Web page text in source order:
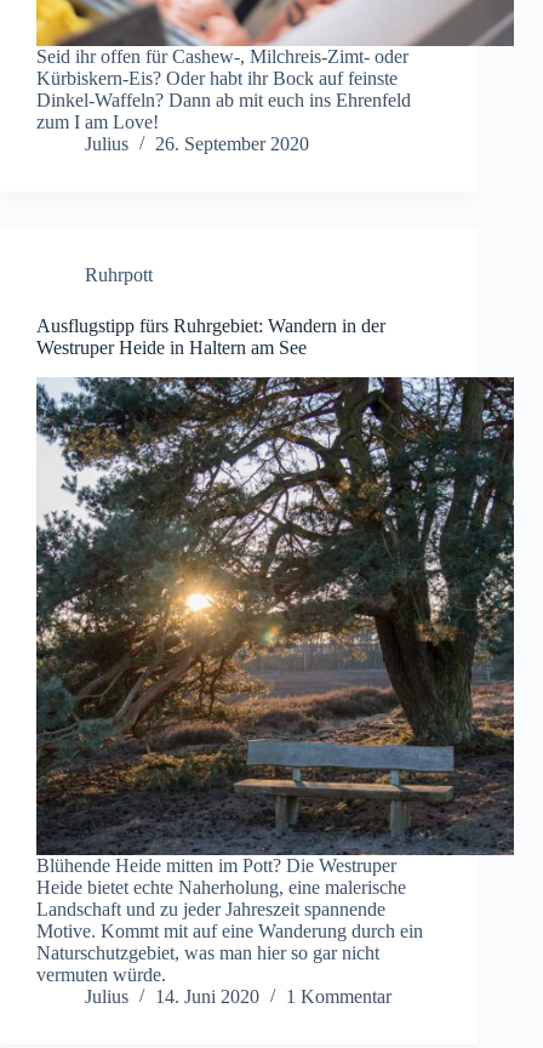
Seid ihr offen für Cashew-, Milchreis-Zimt- oder
Kürbiskern-Eis? Oder habt ihr Bock auf feinste
Dinkel-Waffeln? Dann ab mit euch ins Ehrenfeld
zum I am Love!
Julius
26. September 2020
Ruhrpott
Ausflugstipp fürs Ruhrgebiet: Wandern in der
Westruper Heide in Haltern am See
Blühende Heide mitten im Pott? Die Westruper
Heide bietet echte Naherholung, eine malerische
Landschaft und zu jeder Jahreszeit spannende
Motive. Kommt mit auf eine Wanderung durch ein
Naturschutzgebiet, was man hier so gar nicht
vermuten würde.
Julius
14. Juni 2020 1 Kommentar